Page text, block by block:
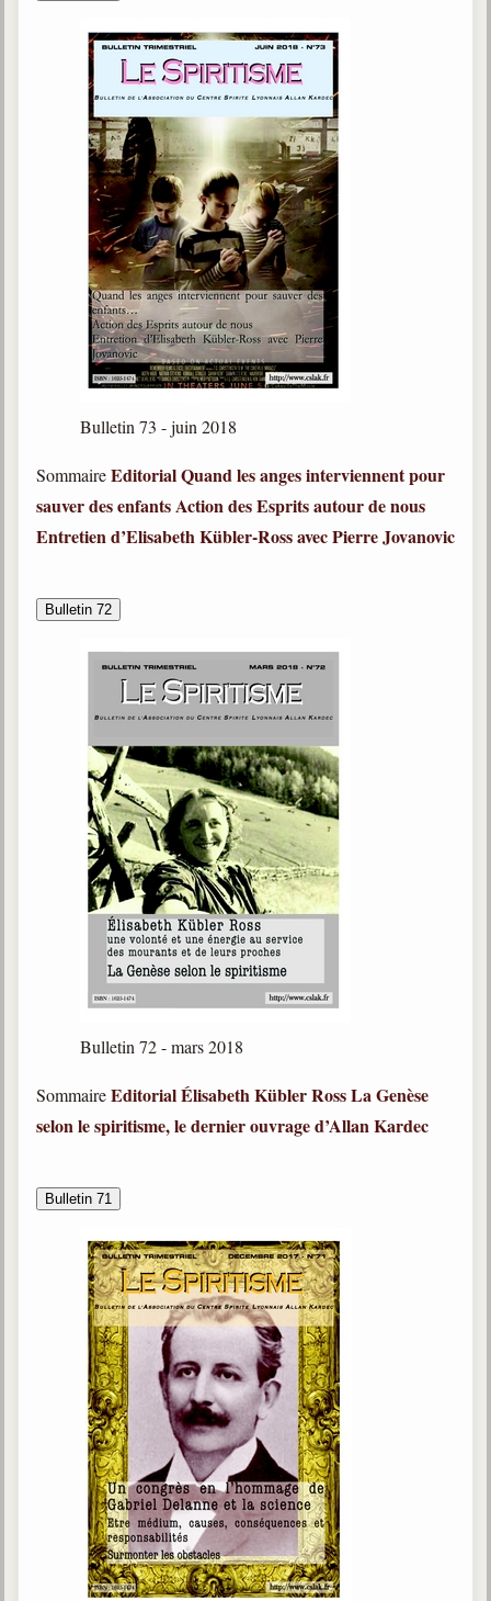
Bulletin 73 - juin 2018
SommaireEditorialQuand les anges interviennent pour
sauver des enfantsAction des Esprits autour de nous
Entretien d’Elisabeth Kübler-Ross avec Pierre Jovanovic
Bulletin 72
Bulletin 72 - mars 2018
SommaireEditorialÉlisabeth Kübler RossLa Genèse
selon le spiritisme, le dernier ouvrage d’Allan Kardec
Bulletin 71